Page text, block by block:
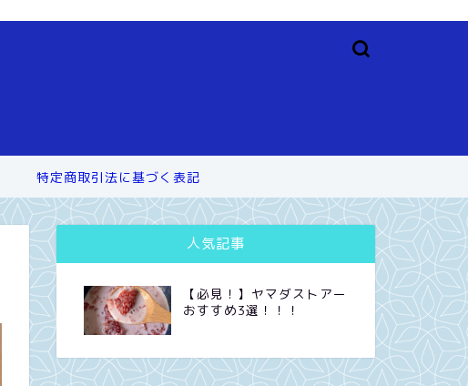
特定商取引法に基づく表記
人気記事
【必見！】ヤマダストアー
おすすめ3選！！！